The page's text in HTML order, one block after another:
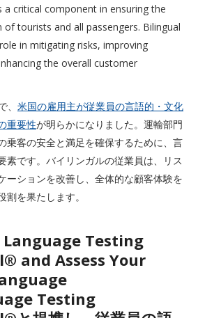
a critical component in ensuring the
tourists and all passengers. Bilingual
in mitigating risks, improving
the overall customer
米国の雇用主が従業員の言語的・文化
重要性が明らかになりました。運輸部門
乗客の安全と満足を確保するために、言
素です。バイリンガルの従業員は、リス
ーションを改善し、全体的な顧客体験を
を果たします。
Testing
and Assess Your
Testing